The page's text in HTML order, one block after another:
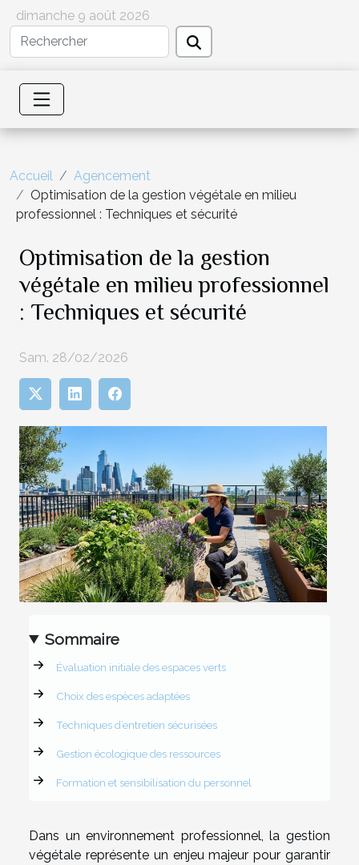
dimanche 9 août 2026
Accueil
Agencement
Optimisation de la gestion végétale en milieu
professionnel : Techniques et sécurité
Optimisation de la gestion
végétale en milieu professionnel
: Techniques et sécurité
Sam. 28/02/2026
Sommaire
Évaluation initiale des espaces verts
Choix des espèces adaptées
Techniques d’entretien sécurisées
Gestion écologique des ressources
Formation et sensibilisation du personnel
Dans un environnement professionnel, la gestion
végétale représente un enjeu majeur pour garantir